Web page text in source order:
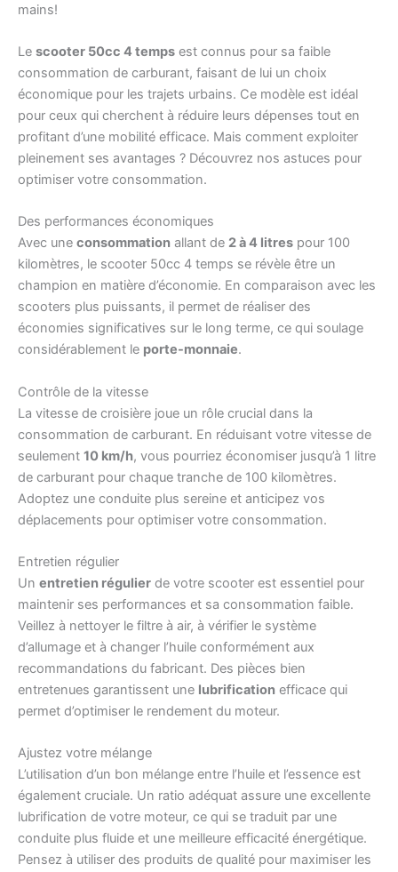
mains!
Le scooter 50cc 4 temps est connus pour sa faible
consommation de carburant, faisant de lui un choix
économique pour les trajets urbains. Ce modèle est idéal
pour ceux qui cherchent à réduire leurs dépenses tout en
profitant d’une mobilité efficace. Mais comment exploiter
pleinement ses avantages ? Découvrez nos astuces pour
optimiser votre consommation.
Des performances économiques
Avec une consommation allant de 2 à 4 litres pour 100
kilomètres, le scooter 50cc 4 temps se révèle être un
champion en matière d’économie. En comparaison avec les
scooters plus puissants, il permet de réaliser des
économies significatives sur le long terme, ce qui soulage
considérablement le porte-monnaie.
Contrôle de la vitesse
La vitesse de croisière joue un rôle crucial dans la
consommation de carburant. En réduisant votre vitesse de
seulement 10 km/h, vous pourriez économiser jusqu’à 1 litre
de carburant pour chaque tranche de 100 kilomètres.
Adoptez une conduite plus sereine et anticipez vos
déplacements pour optimiser votre consommation.
Entretien régulier
Un entretien régulier de votre scooter est essentiel pour
maintenir ses performances et sa consommation faible.
Veillez à nettoyer le filtre à air, à vérifier le système
d’allumage et à changer l’huile conformément aux
recommandations du fabricant. Des pièces bien
entretenues garantissent une lubrification efficace qui
permet d’optimiser le rendement du moteur.
Ajustez votre mélange
L’utilisation d’un bon mélange entre l’huile et l’essence est
également cruciale. Un ratio adéquat assure une excellente
lubrification de votre moteur, ce qui se traduit par une
conduite plus fluide et une meilleure efficacité énergétique.
Pensez à utiliser des produits de qualité pour maximiser les